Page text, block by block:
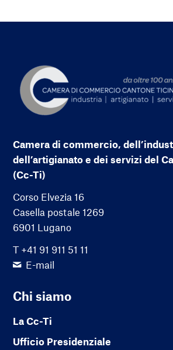
Camera di commercio,
dell’artigianato e dei servizi del
(Cc-Ti)
Corso Elvezia 16
Casella postale 1269
6901 Lugano
T +41 91 911 51 11
E-mail
Chi siamo
La Cc-Ti
Ufficio Presidenziale